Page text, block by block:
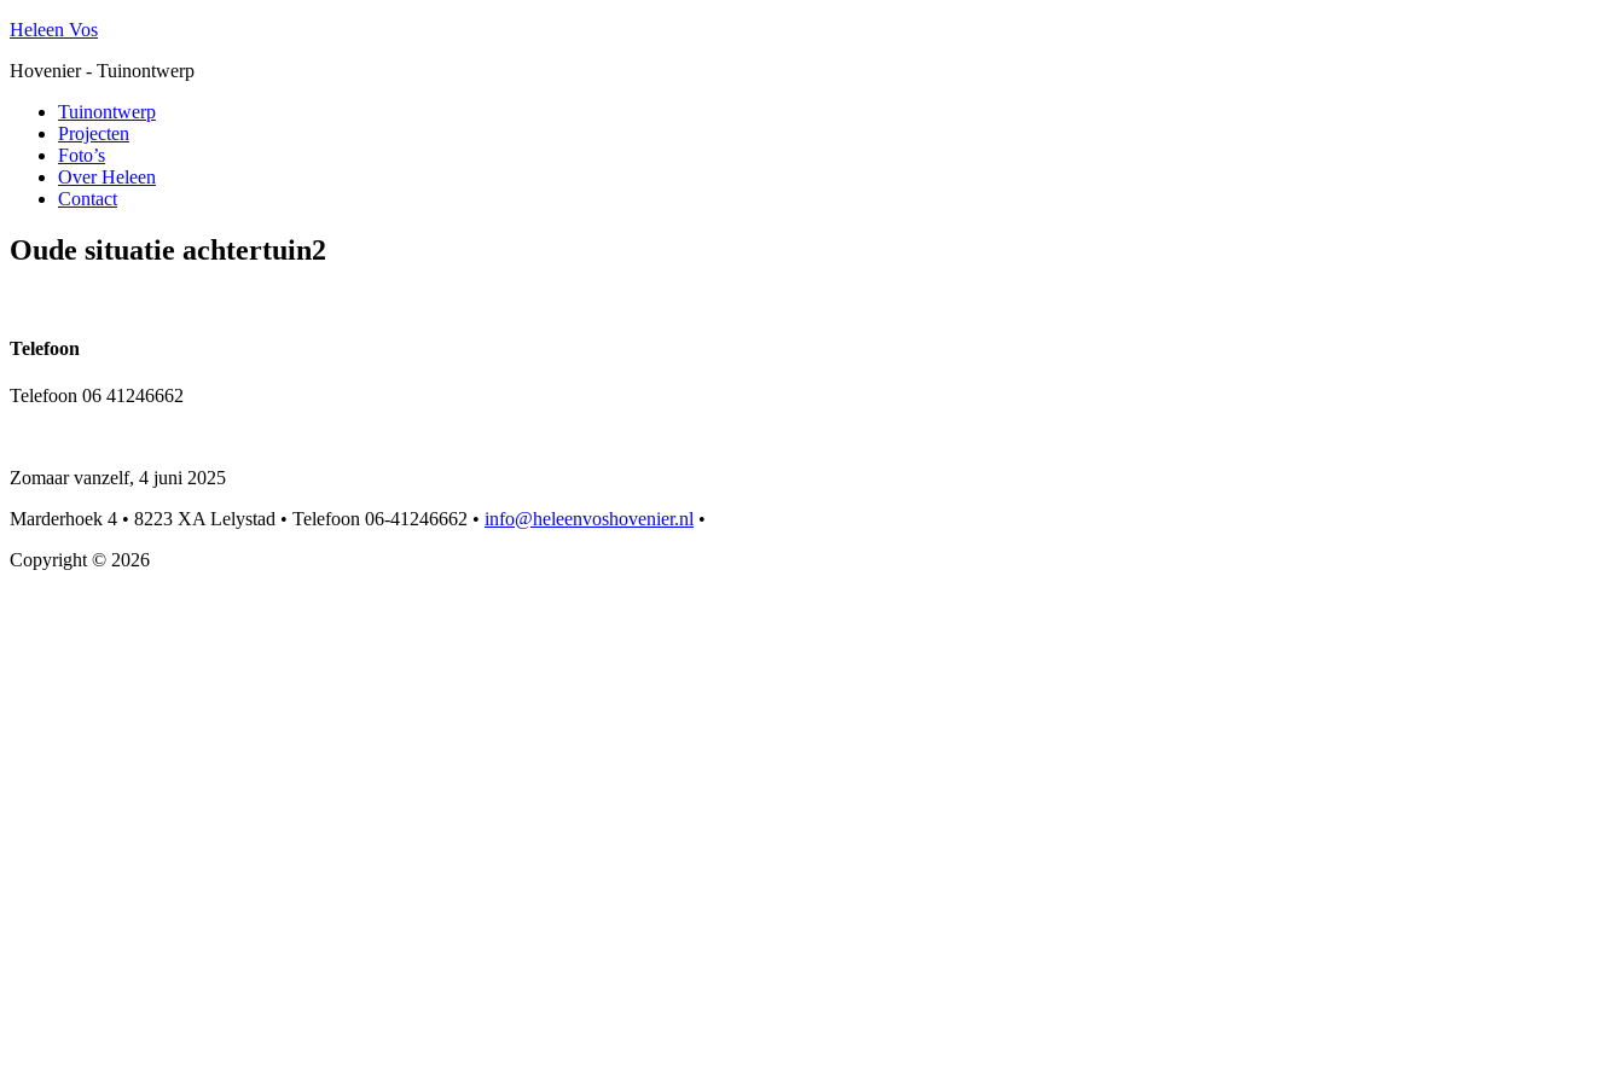
Heleen Vos
Hovenier - Tuinontwerp
Tuinontwerp
Projecten
Foto’s
Over Heleen
Contact
Oude situatie achtertuin2
Telefoon
Telefoon 06 41246662
Zomaar vanzelf, 4 juni 2025
Marderhoek 4 • 8223 XA Lelystad • Telefoon 06-41246662 • info@heleenvoshovenier.nl •
Copyright © 2026